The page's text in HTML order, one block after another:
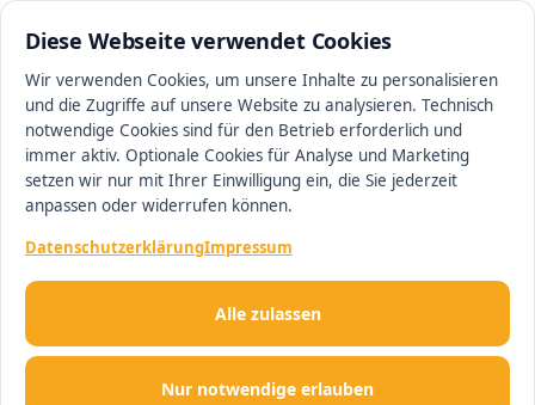
Diese Webseite verwendet Cookies
Wir verwenden Cookies, um unsere Inhalte zu personalisieren
und die Zugriffe auf unsere Website zu analysieren. Technisch
notwendige Cookies sind für den Betrieb erforderlich und
immer aktiv. Optionale Cookies für Analyse und Marketing
setzen wir nur mit Ihrer Einwilligung ein, die Sie jederzeit
anpassen oder widerrufen können.
DatenschutzerklärungImpressum
Nur notwendige erlauben
Alle zulassen